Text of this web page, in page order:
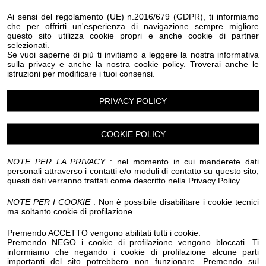
Ai sensi del regolamento (UE) n.2016/679 (GDPR), ti informiamo
che per offrirti un'esperienza di navigazione sempre migliore
questo sito utilizza cookie propri e anche cookie di partner
selezionati.
Se vuoi saperne di più ti invitiamo a leggere la nostra informativa
sulla privacy e anche la nostra cookie policy. Troverai anche le
istruzioni per modificare i tuoi consensi.
PRIVACY POLICY
COOKIE POLICY
NOTE PER LA PRIVACY: nel momento in cui manderete dati
personali attraverso i contatti e/o moduli di contatto su questo sito,
questi dati verranno trattati come descritto nella Privacy Policy.
NOTE PER I COOKIE: Non è possibile disabilitare i cookie tecnici
ma soltanto cookie di profilazione.
Premendo ACCETTO vengono abilitati tutti i cookie.
Premendo NEGO i cookie di profilazione vengono bloccati. Ti
informiamo che negando i cookie di profilazione alcune parti
importanti del sito potrebbero non funzionare. Premendo sul
Eventi Halloween Montegrosso Pian Latte
Eventi Halloween Olivetta San Michele
Eventi Halloween OspedalettiEventi Halloween Perinaldo
Eventi Halloween Pietrabruna
Eventi Halloween Pieve Di TecoEventi Halloween Pigna
Eventi Halloween Pompeiana
Eventi Halloween Pontedassio
Eventi Halloween PornassioEventi Halloween Prela'
Eventi Halloween RanzoEventi Halloween Rezzo
Eventi Halloween Rocchetta Nervina
Eventi Halloween San Bartolomeo al Mare
Eventi Halloween San Lorenzo al Mare
Eventi Halloween Sanremo
Eventi Halloween Santo Stefano al Mare
Eventi Halloween Seborga Eventi Halloween Soldano
Eventi Halloween TaggiaEventi Halloween Terzorio
Eventi Halloween Vallecrosia al Mare
Eventi Halloween VasiaEventi Halloween Ventimiglia
Eventi Halloween VessalicoEventi Halloween Villa Faraldi